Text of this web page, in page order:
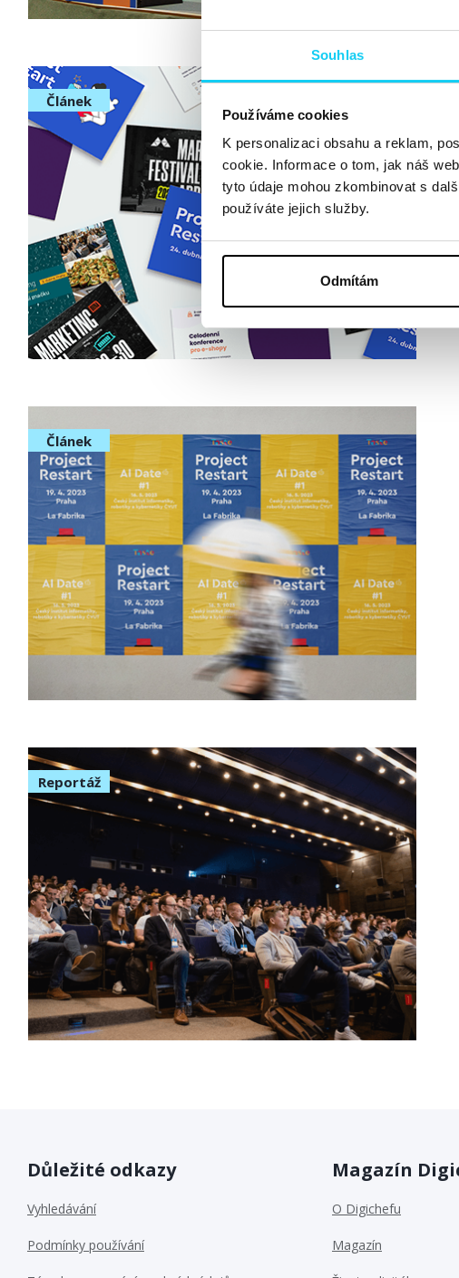
Souhlas
Používáme cookies
K personalizaci obsahu a reklam,
cookie. Informace o tom, jak náš
tyto údaje mohou zkombinovat s
používáte jejich služby.
Odmítám
Článek
Článek
Reportáž
Důležité odkazy
Vyhledávání
Podmínky používání
Magazín
O Digichefu
Magazín